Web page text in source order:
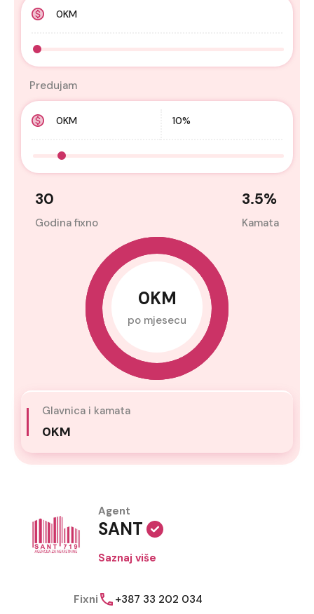
Predujam
30
Godina fixno
3.5%
Kamata
0KM
po mjesecu
Glavnica i kamata
0KM
Agent
SANT
Saznaj više
Fixni
+387 33 202 034